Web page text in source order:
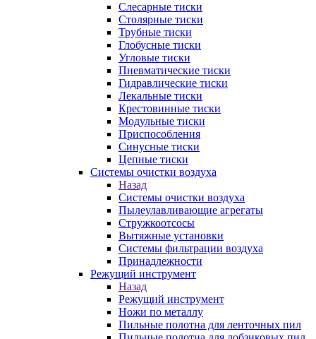
Слесарные тиски
Столярные тиски
Трубные тиски
Глобусные тиски
Угловые тиски
Пневматические тиски
Гидравлические тиски
Лекальные тиски
Крестовинные тиски
Модульные тиски
Приспособления
Синусные тиски
Цепные тиски
Системы очистки воздуха
Назад
Системы очистки воздуха
Пылеулавливающие агрегаты
Стружкоотсосы
Вытяжные установки
Системы фильтрации воздуха
Принадлежности
Режущий инструмент
Назад
Режущий инструмент
Ножи по металлу
Пильные полотна для ленточных пил